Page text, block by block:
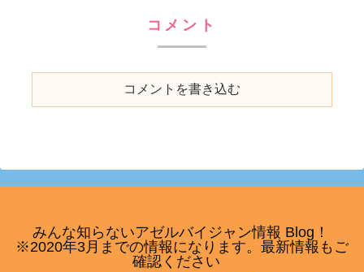
コメント
コメントを書き込む
みんな知らないアゼルバイジャン情報 Blog！
※2020年3月までの情報になります。最新情報もご
確認ください